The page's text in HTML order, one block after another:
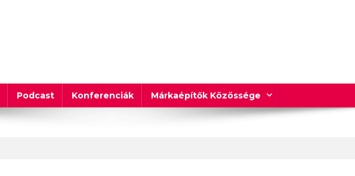
Podcast Konferenciák Márkaépítők Közössége